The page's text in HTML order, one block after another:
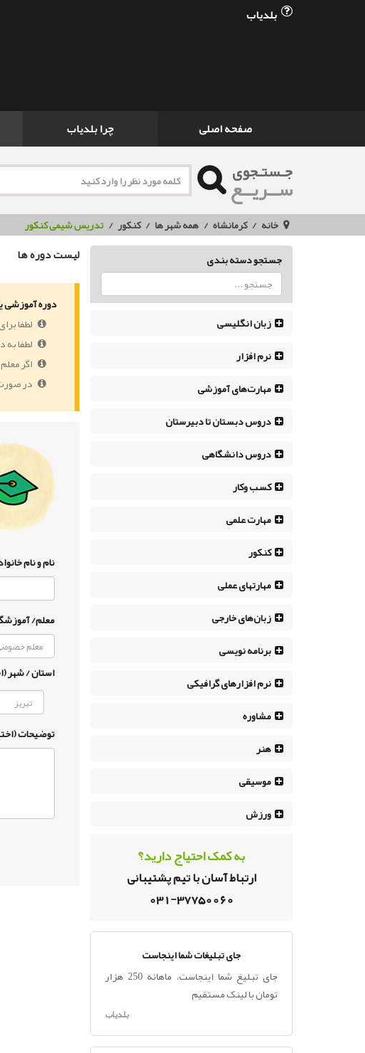
بلدیاب
صفحه اصلی چرا بلدیاب
جـستـجوی
ســریــع
خانه کرمانشاه همه شهر ها کنکور تدریس شیمی کنکور
جستجو دسته بندی
زبان انگلیسی
نرم افزار
مهارت‌های آموزشی
دروس دبستان تا دبیرستان
دروس دانشگاهی
کسب وکار
مهارت علمی
کنکور
مهارتهای عملی
زبان‌های خارجی
برنامه نویسی
نرم افزار‌های گرافیکی
مشاوره
هنر
موسیقی
ورزش
به کمک احتیاج دارید؟
ارتباط آسان با تیم پشتیبانی
031-37750060
جای تبلیغات شما اینجاست
جای تبلیغ شما اینجاست، ماهانه 250 هزار
تومان با لینک مستقیم
بلدیاب
لیست دوره ها
دوره
لطفا
لطفا
اگر
در صورت که
نام و نام
معلم/
استان / شهر
توضیحات